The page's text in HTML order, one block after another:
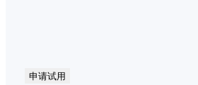
申请试用